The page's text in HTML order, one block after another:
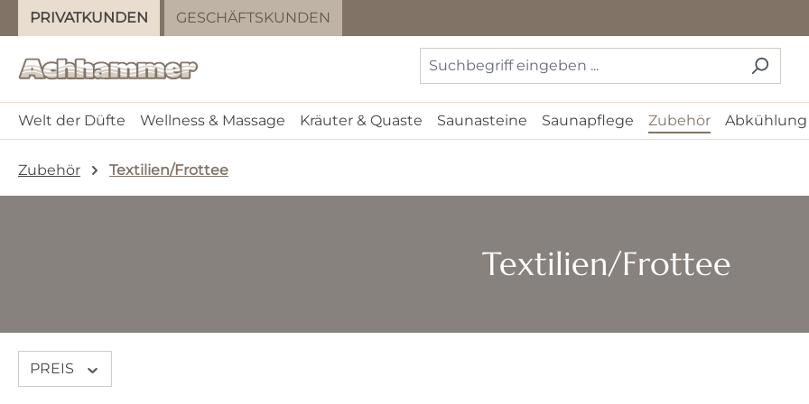
Hauptinhalt springen
Zur Suche springen
Zur Hauptnavigation springen
PRIVATKUNDEN GESCHÄFTSKUNDEN
Welt der Düfte Wellness & Massage Kräuter & Quaste Saunasteine Saunapflege Zubehör Abkühlung
Zubehör Textilien/Frottee
Textilien/Frottee
PREIS